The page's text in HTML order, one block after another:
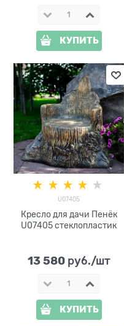
КУПИТЬ
U07405
Кресло для дачи Пенёк
U07405 стеклопластик
13 580 руб./шт
КУПИТЬ